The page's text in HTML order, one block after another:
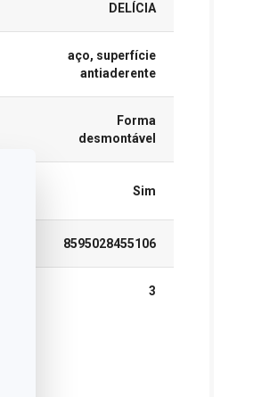
DELÍCIA
aço, superfície
antiaderente
Forma
desmontável
Sim
8595028455106
3